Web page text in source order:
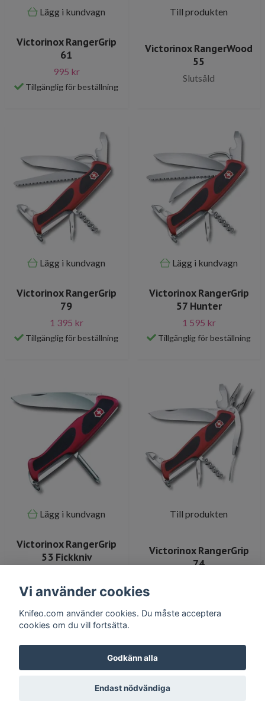
Lägg i kundvagn
Victorinox RangerGrip
61
995 kr
Tillgänglig för beställning
Till produkten
Victorinox RangerWood
55
Slutsåld
Lägg i kundvagn
Victorinox RangerGrip
79
1 395 kr
Tillgänglig för beställning
Lägg i kundvagn
Victorinox RangerGrip
57 Hunter
1 595 kr
Tillgänglig för beställning
Lägg i kundvagn
Victorinox RangerGrip
53 Fickkniv
Tillgänglig för beställning
Till produkten
Victorinox RangerGrip
74
Vi använder cookies
Knifeo.com använder cookies. Du måste acceptera
cookies om du vill fortsätta.
Godkänn alla
Endast nödvändiga